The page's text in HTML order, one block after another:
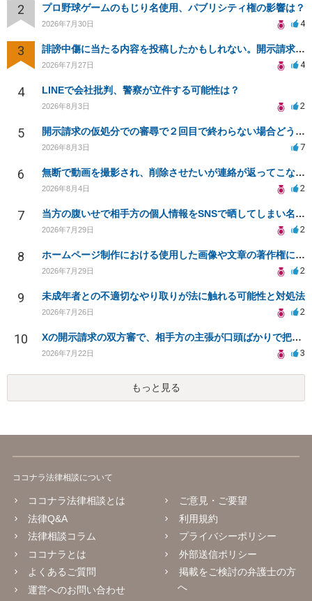
2 プロ野球ゲームのもじり名使用、パブリシティ権の影響は？
2026年7月30日 4
3 誹謗中傷に当たる内容を投稿したかもしれない。開示請求や民事刑事裁判に発展しうるのか教えて欲しい。
2026年7月27日 4
4 LINEで会社批判、警察が立件する可能性は？
2026年8月3日 2
5 開示請求の仮処分での審尋で２回目で終わらない場合どうしたらいいですか
2026年8月3日 7
6 無断で動画を撮影され、削除させたいが連絡が返ってこない。
2026年8月4日 2
7 当方の腹いせで相手方の個人情報をSNSで晒してしまい名誉毀損させてしまったかもしれない
2026年7月29日 2
8 ホームページ制作における使用した画像や文章の著作権について
2026年7月29日 2
9 未成年者との不適切なやり取りが法に触れる可能性と対処法
2026年7月26日 2
10 Xの開示請求の双方審で、相手方の主張が口頭ばかりで把握しきれません
2026年7月22日 3
もっと見る
ココナラ法律相談について
ココナラ法律相談とは
法律Q&A
法律相談コラム
ココナラとは
よくあるご質問
運営へのお問い合わせ
ご意見・ご要望
利用規約
プライバシーポリシー
外部送信ポリシー
掲載をご検討の弁護士の方
へ